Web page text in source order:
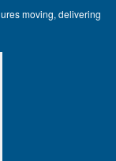
moving, delivering